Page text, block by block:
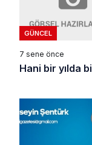
GÜNCEL
7 sene önce
Hani bir yılda